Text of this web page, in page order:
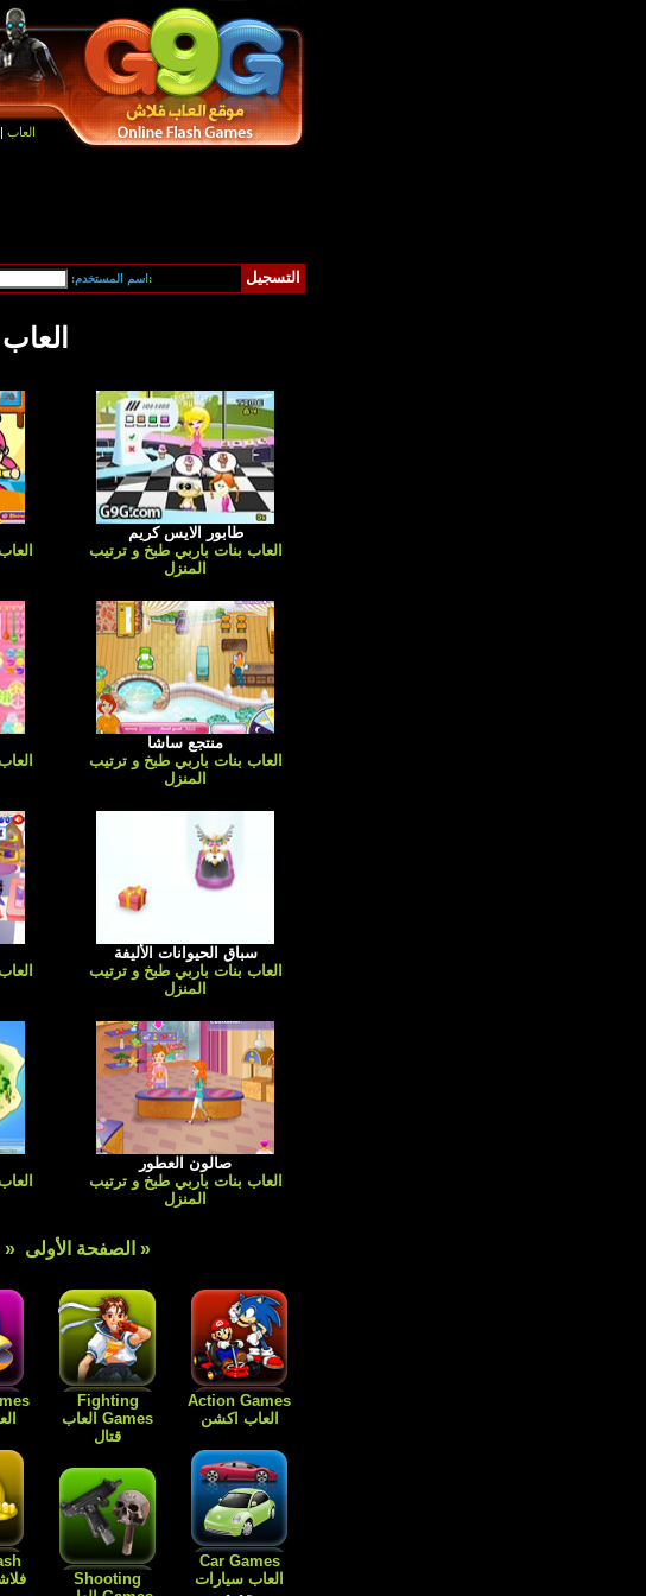
العاب
اسم المستخدم: كلمة المرور: التسجيل
طابور الايس كريم
العاب بنات باربي طبخ و ترتيب
المنزل
منتجع ساشا
العاب بنات باربي طبخ و ترتيب
المنزل
سباق الحيوانات الأليفة
العاب بنات باربي طبخ و ترتيب
المنزل
صالون العطور
العاب بنات باربي طبخ و ترتيب
المنزل
« الصفحة الأولى «
Action Games
العاب اكشن
Car Games
العاب سيارات
Fighting
Games العاب
قتال
Shooting